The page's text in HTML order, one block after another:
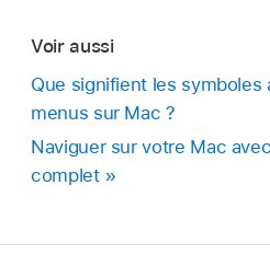
Voir aussi
Que signifient les symboles
menus sur Mac ?
Naviguer sur votre Mac
complet »